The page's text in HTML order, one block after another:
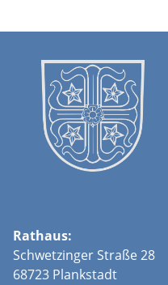
Rathaus:
Schwetzinger Straße 28
68723 Plankstadt